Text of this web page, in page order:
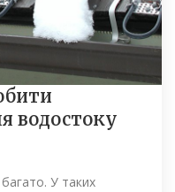
водостоку
У таких